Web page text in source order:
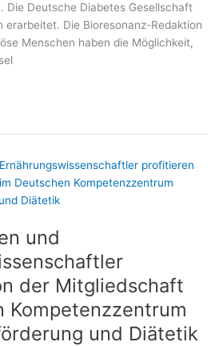
Die Deutsche Diabetes Gesellschaft
erarbeitet. Die Bioresonanz-Redaktion
Menschen haben die Möglichkeit,
und
der Mitgliedschaft
Kompetenzzentrum
und Diätetik